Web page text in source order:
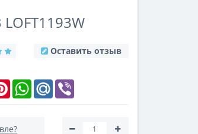
LOFT1193W
Оставить отзыв
PinterestWhatsAppMail.Ru